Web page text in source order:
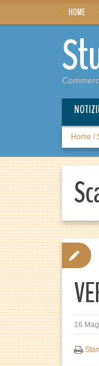
HOME
Home /
16